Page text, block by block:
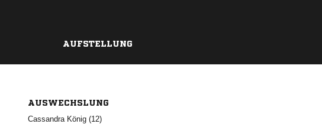
AUFSTELLUNG
AUSWECHSLUNG
  